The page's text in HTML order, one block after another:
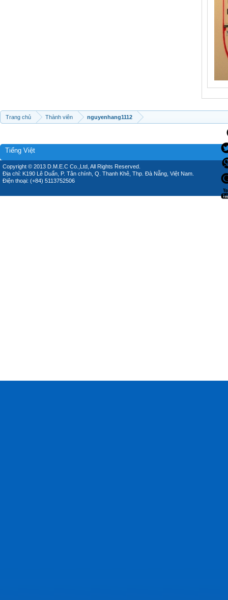
Trang chủ Thành viên nguyenhang1112
Tiếng Việt
Copyright © 2013 D.M.E.C Co.,Ltd, All Rights Reserved.
Địa chỉ: K190 Lê Duẩn, P. Tân chính, Q. Thanh Khê, Thp. Đà Nẵng, Việt Nam.
Điện thoại: (+84) 5113752506